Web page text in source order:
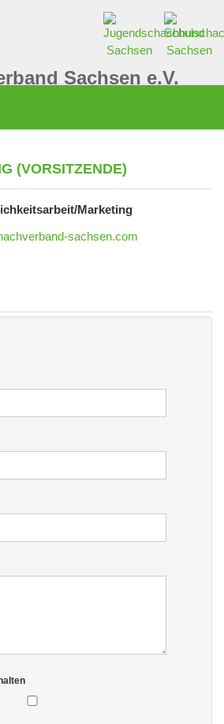
Sachsen e.V.
(VORSITZENDE)
Marketing
sachsen.com